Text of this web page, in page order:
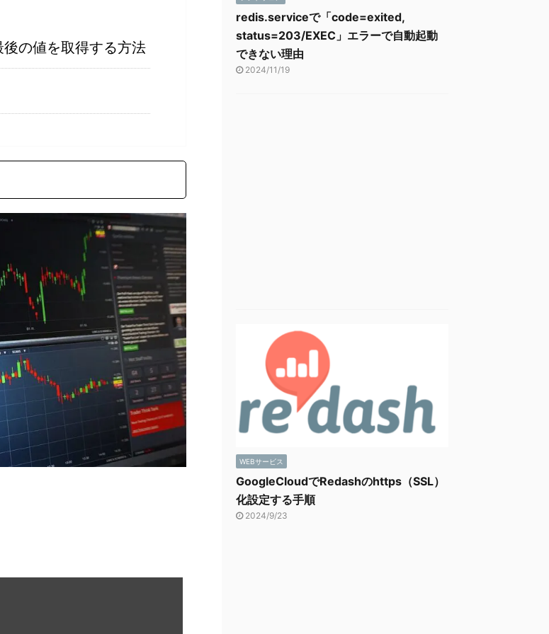
の値を取得する方法
redis.serviceで「code=exited,
status=203/EXEC」エラーで自動起動
できない理由
2024/11/19
WEBサービス
GoogleCloudでRedashのhttps（SSL）
化設定する手順
2024/9/23